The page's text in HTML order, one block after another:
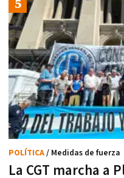
La CGT marcha a
POLÍTICA/ Medidas de fuerza